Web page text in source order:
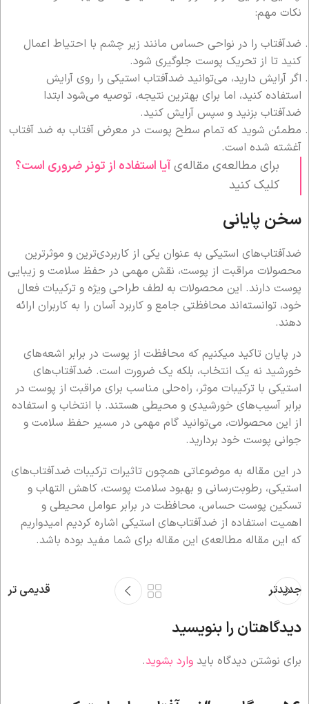
نکات مهم:
ضدآفتاب را در نواحی حساس مانند زیر چشم با احتیاط اعمال
کنید تا از تحریک پوست جلوگیری شود.
اگر آرایش دارید، می‌توانید ضدآفتاب استیکی را روی آرایش
استفاده کنید، اما برای بهترین نتیجه، توصیه می‌شود ابتدا
ضدآفتاب بزنید و سپس آرایش کنید.
مطمئن شوید که تمام سطح پوست در معرض آفتاب به ضد آفتاب
آغشته شده است.
برای مطالعه‌ی مقاله‌یآیا استفاده از تونر ضروری است؟
کلیک کنید
سخن پایانی
ضدآفتاب‌های استیکی به عنوان یکی از کاربردی‌ترین و موثرترین
محصولات مراقبت از پوست، نقش مهمی در حفظ سلامت و زیبایی
پوست دارند. این محصولات به لطف طراحی ویژه و ترکیبات فعال
خود، توانسته‌اند محافظتی جامع و کاربرد آسان را به کاربران ارائه
دهند.
در پایان تاکید میکنیم که محافظت از پوست در برابر اشعه‌های
خورشید نه یک انتخاب، بلکه یک ضرورت است. ضدآفتاب‌های
استیکی با ترکیبات موثر، راه‌حلی مناسب برای مراقبت از پوست در
برابر آسیب‌های خورشیدی و محیطی هستند. با انتخاب و استفاده
از این محصولات، می‌توانید گام مهمی در مسیر حفظ سلامت و
جوانی پوست خود بردارید.
در این مقاله به موضوعاتی همچون تاثیرات ترکیبات ضدآفتاب‌های
استیکی، رطوبت‌رسانی و بهبود سلامت پوست، کاهش التهاب و
تسکین پوست حساس، محافظت در برابر عوامل محیطی و
اهمیت استفاده از ضدآفتاب‌های استیکی اشاره کردیم امیدواریم
که این مقاله مطالعه‌ی این مقاله برای شما مفید بوده باشد.
جدیدتر قدیمی تر
دیدگاهتان را بنویسید
برای نوشتن دیدگاه باید وارد بشوید.